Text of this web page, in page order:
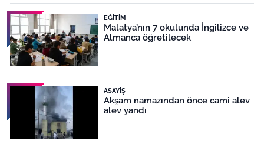
EĞITIM
Malatya’nın 7 okulunda İngilizce ve
Almanca öğretilecek
ASAYIŞ
Akşam namazından önce cami alev
alev yandı